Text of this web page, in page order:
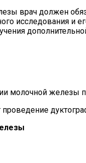
врач должен
исследования и
молочной железы